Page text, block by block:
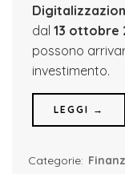
dal 13 ottobre
possono
investimento.
LEGGI →
Categorie: